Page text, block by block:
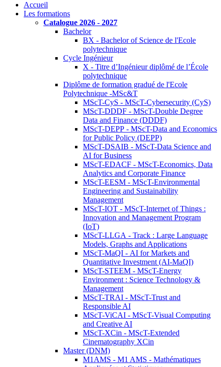
Accueil
Les formations
Catalogue 2026 - 2027
Bachelor
BX - Bachelor of Science de l'Ecole
polytechnique
Cycle Ingénieur
X - Titre d’Ingénieur diplômé de l’École
polytechnique
Diplôme de formation gradué de l'Ecole
Polytechnique -MSc&T
MScT-CyS - MScT-Cybersecurity (CyS)
MScT-DDDF - MScT-Double Degree
Data and Finance (DDDF)
MScT-DEPP - MScT-Data and Economics
for Public Policy (DEPP)
MScT-DSAIB - MScT-Data Science and
AI for Business
MScT-EDACF - MScT-Economics, Data
Analytics and Corporate Finance
MScT-EESM - MScT-Environmental
Engineering and Sustainability
Management
MScT-IOT - MScT-Internet of Things :
Innovation and Management Program
(IoT)
MScT-LLGA - Track : Large Language
Models, Graphs and Applications
MScT-MaQI - AI for Markets and
Quantitative Investment (AI-MaQI)
MScT-STEEM - MScT-Energy
Environment : Science Technology &
Management
MScT-TRAI - MScT-Trust and
Responsible AI
MScT-ViCAI - MScT-Visual Computing
and Creative AI
MScT-XCin - MScT-Extended
Cinematography XCin
Master (DNM)
M1AMS - M1 AMS - Mathématiques